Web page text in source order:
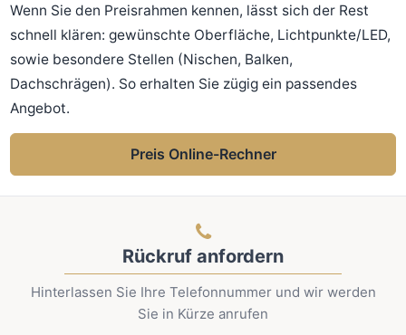
Wenn Sie den Preisrahmen kennen, lässt sich der Rest
schnell klären: gewünschte Oberfläche, Lichtpunkte/LED,
sowie besondere Stellen (Nischen, Balken,
Dachschrägen). So erhalten Sie zügig ein passendes
Angebot.
Preis Online-Rechner
Rückruf anfordern
Hinterlassen Sie Ihre Telefonnummer und wir werden
Sie in Kürze anrufen